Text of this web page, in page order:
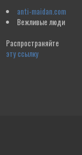
anti-maidan.com
Вежливые люди
Распространяйте
эту ссылку